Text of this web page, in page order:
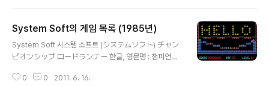
System Soft의 게임 목록 (1985년)
System Soft 시스템 소프트 (システムソフト) チャン
ピオンシップ ロードランナー 한글, 영문명 : 챔피언쉽
stem Soft 출시일 : 1985년 장르 : 퍼즐 등급 : 일반용 미
0 0 2011. 6. 16.